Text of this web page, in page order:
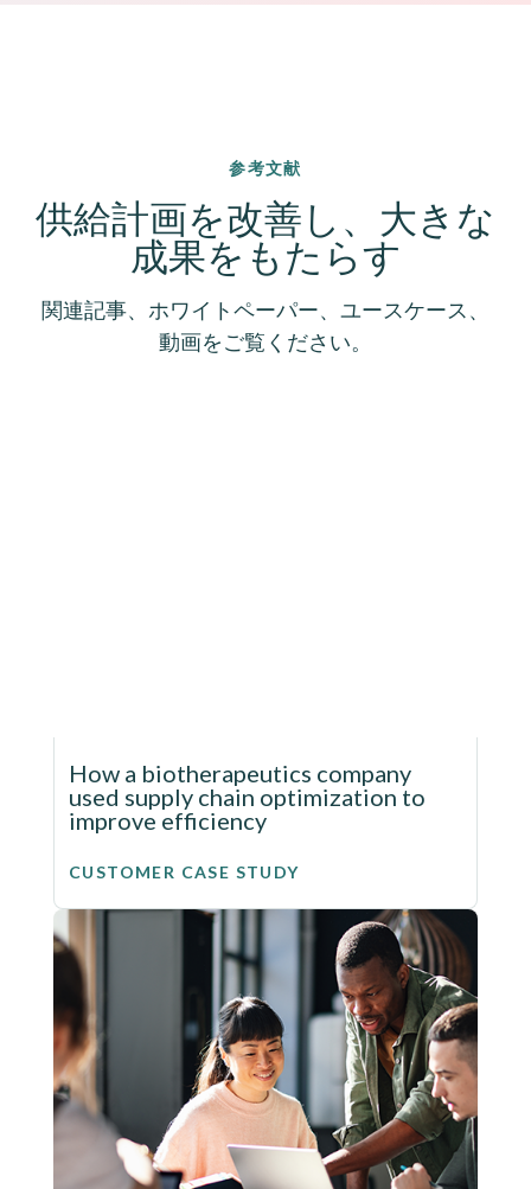
参考文献
供給計画を改善し、大きな
成果をもたらす
関連記事、ホワイトペーパー、ユースケース、
動画をご覧ください。
How a biotherapeutics company
used supply chain optimization to
improve efficiency
CUSTOMER CASE STUDY